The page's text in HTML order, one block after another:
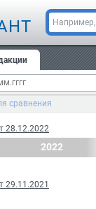
Например,
сравнения
10.07.2023
2023
28.04.2023
28.12.2022
2022
29.11.2021